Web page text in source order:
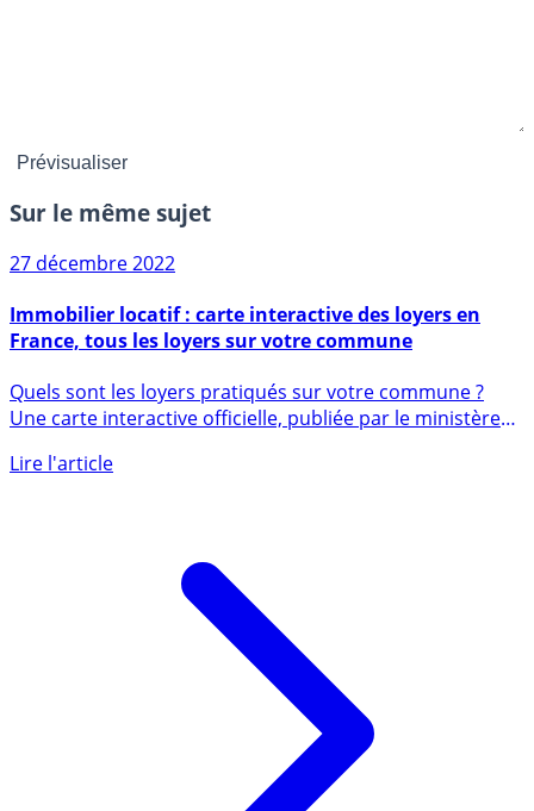
Sur le même sujet
27 décembre 2022
France, tous les loyers sur votre commune
Une carte interactive officielle, publiée par le ministère